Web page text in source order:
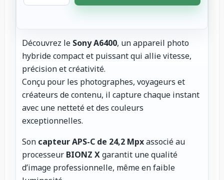
Découvrez le Sony A6400, un appareil photo
hybride compact et puissant qui allie vitesse,
précision et créativité.
Conçu pour les photographes, voyageurs et
créateurs de contenu, il capture chaque instant
avec une netteté et des couleurs
exceptionnelles.
Son capteur APS-C de 24,2 Mpxassocié au
processeur BIONZ Xgarantit une qualité
d’image professionnelle, même en faible